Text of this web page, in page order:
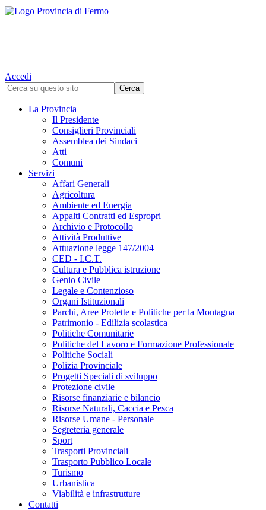
Accedi
La Provincia
Il Presidente
Consiglieri Provinciali
Assemblea dei Sindaci
Atti
Comuni
Servizi
Affari Generali
Agricoltura
Ambiente ed Energia
Appalti Contratti ed Espropri
Archivio e Protocollo
Attività Produttive
Attuazione legge 147/2004
CED - I.C.T.
Cultura e Pubblica istruzione
Genio Civile
Legale e Contenzioso
Organi Istituzionali
Parchi, Aree Protette e Politiche per la Montagna
Patrimonio - Edilizia scolastica
Politiche Comunitarie
Politiche del Lavoro e Formazione Professionale
Politiche Sociali
Polizia Provinciale
Progetti Speciali di sviluppo
Protezione civile
Risorse finanziarie e bilancio
Risorse Naturali, Caccia e Pesca
Risorse Umane - Personale
Segreteria generale
Sport
Trasporti Provinciali
Trasporto Pubblico Locale
Turismo
Urbanistica
Viabilità e infrastrutture
Contatti